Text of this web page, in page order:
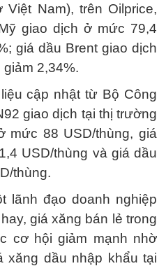
Nam), trên Oilprice,
giao dịch ở mức 79,4
giá dầu Brent giao dịch
2,34%.
cập nhật từ Bộ Công
giao dịch tại thị trường
mức 88 USD/thùng, giá
USD/thùng và giá dầu
thùng.
lãnh đạo doanh nghiệp
giá xăng bán lẻ trong
cơ hội giảm mạnh nhờ
xăng dầu nhập khẩu tại